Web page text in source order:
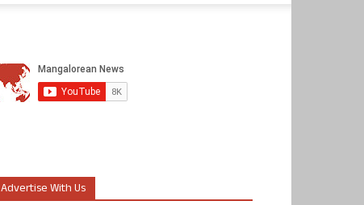
Advertise With Us